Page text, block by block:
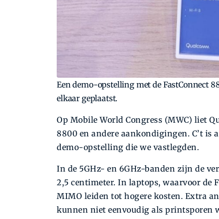
Een demo-opstelling met de FastConnect
elkaar geplaatst.
Op Mobile World Congress (MWC) liet
8800 en andere aankondigingen. C’t is
demo-opstelling die we vastlegden.
In de 5GHz- en 6GHz-banden zijn de
2,5 centimeter. In laptops, waarvoor de
MIMO leiden tot hogere kosten. Extra
kunnen niet eenvoudig als printsporen